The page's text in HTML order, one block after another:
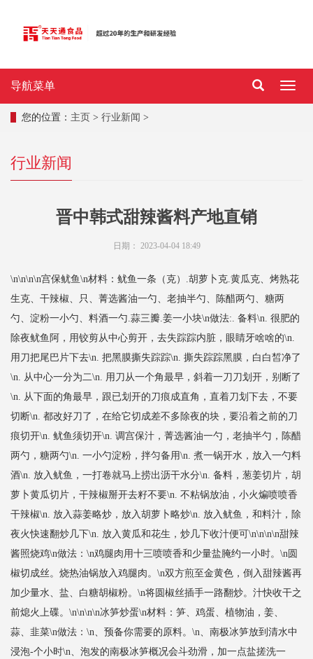
导
导航菜单
您的位置： 主页 > 行业新闻 >
行业新闻
晋中韩式甜辣酱料产地直销
日期： 2023-04-04 18:49
\n\n\n\n宫保鱿鱼\n材料：鱿鱼一条（克）.胡萝卜克.黄瓜克、烤熟花
生克、干辣椒、只、菁选酱油一勺、老抽半勺、陈醋两勺、糖两
勺、淀粉一小勺、料酒一勺.蒜三瓣.姜一小块\n做法:. 备料\n. 很肥的
除夜鱿鱼阿，用铰剪从中心剪开，去失踪踪内脏，眼睛牙啥啥的\n.
用刀把尾巴片下去\n. 把黑膜撕失踪踪\n. 撕失踪踪黑膜，白白皙净了
\n. 从中心一分为二\n. 用刀从一个角最早，斜着一刀刀划开，别断了
\n. 从下面的角最早，跟已划开的刀痕成直角，直着刀划下去，不要
切断\n. 都改好刀了，在给它切成差不多除夜的块，要沿着之前的刀
痕切开\n. 鱿鱼须切开\n. 调宫保汁，菁选酱油一勺，老抽半勺，陈醋
两勺，糖两勺\n. 一小勺淀粉，拌匀备用\n. 煮一锅开水，放入一勺料
酒\n. 放入鱿鱼，一打卷就马上捞出沥干水分\n. 备料，葱姜切片，胡
萝卜黄瓜切片，干辣椒掰开去籽不要\n. 不粘锅放油，小火煸喷喷香
干辣椒\n. 放入蒜姜略炒，放入胡萝卜略炒\n. 放入鱿鱼，和料汁，除
夜火快速翻炒几下\n. 放入黄瓜和花生，炒几下收汁便可\n\n\n\n甜辣
酱照烧鸡\n做法：\n鸡腿肉用十三喷喷香和少量盐腌约一小时。\n圆
椒切成丝。烧热油锅放入鸡腿肉。\n双方煎至金黄色，倒入甜辣酱再
加少量水、盐、白糖胡椒粉。\n将圆椒丝插手一路翻炒。汁快收干之
前熄火上碟。\n\n\n\n冰笋炒蛋\n材料：笋、鸡蛋、植物油，姜、
蒜、韭菜\n做法：\n、预备你需要的原料。\n、南极冰笋放到清水中
浸泡-个小时\n、泡发的南极冰笋概况会斗劲滑，加一点盐搓洗一